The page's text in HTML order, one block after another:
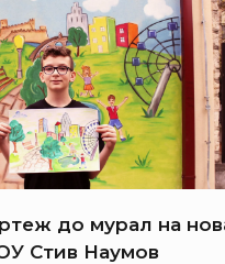
до мурал на
Стив Наумов